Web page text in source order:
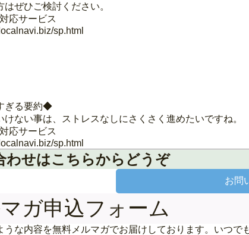
はぜひご検討ください。
応サービス
sp.html
ぎる要約◆
けない事は、ストレスなしにさくさく進めたいですね。
応サービス
sp.html
わせはこちらからどうぞ
お問
ガ申込フォーム
うな内容を無料メルマガでお届けしております。いつで